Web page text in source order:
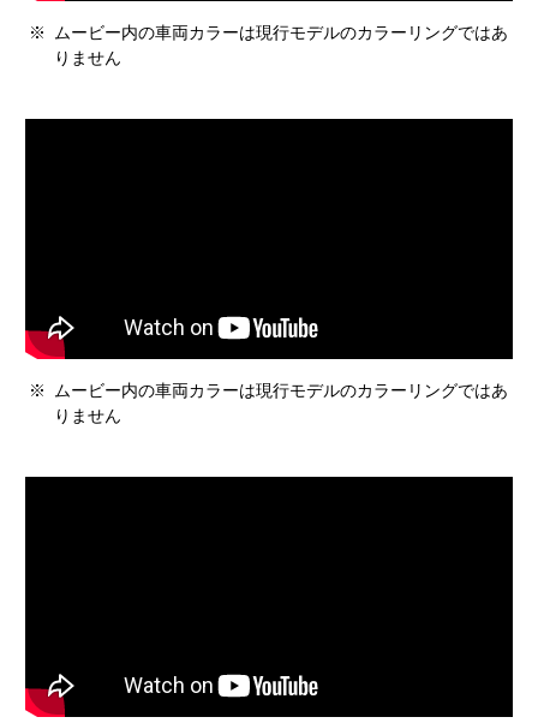
※
ムービー内の車両カラーは現行モデルのカラーリングではあ
りません
※
ムービー内の車両カラーは現行モデルのカラーリングではあ
りません